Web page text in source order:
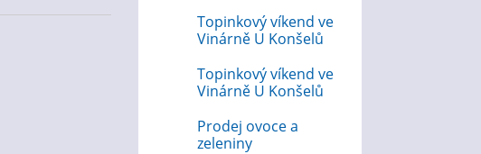
Topinkový víkend ve
Vinárně U Konšelů
Topinkový víkend ve
Vinárně U Konšelů
Prodej ovoce a
zeleniny